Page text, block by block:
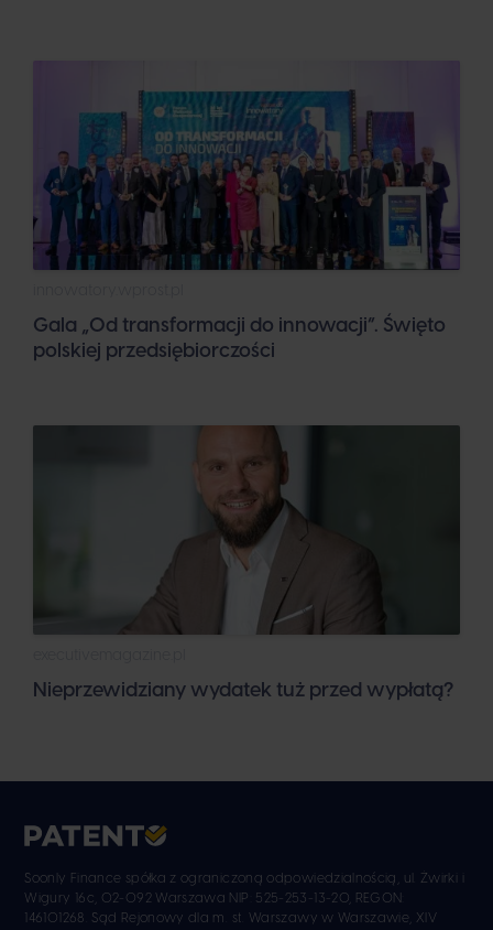
Gala „Od transformacji do innowacji”. Święto
polskiej przedsiębiorczości
Nieprzewidziany wydatek tuż przed wypłatą?
Soonly Finance spółka z ograniczoną odpowiedzialnością, ul. Żwirki i
Wigury 16c, 02-092 Warszawa NIP: 525-253-13-20, REGON:
146101268. Sąd Rejonowy dla m. st. Warszawy w Warszawie, XIV